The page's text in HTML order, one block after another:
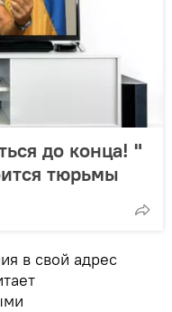
до конца! "
тюрьмы
в свой адрес